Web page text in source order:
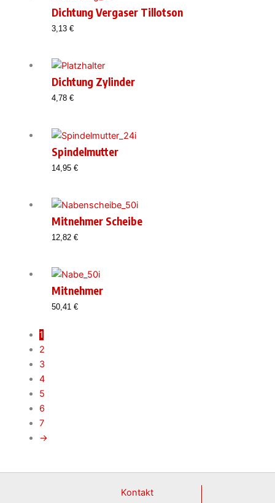
Dichtung Vergaser Tillotson
3,13 €
Dichtung Zylinder
4,78 €
Spindelmutter
14,95 €
Mitnehmer Scheibe
12,82 €
Mitnehmer
50,41 €
1
2
3
4
5
6
7
→
Kontakt